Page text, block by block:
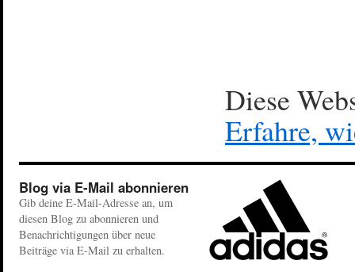
Diese
Erfahre,
Blog via E-Mail abonnieren
Gib deine E-Mail-Adresse an, um
diesen Blog zu abonnieren und
Benachrichtigungen über neue
Beiträge via E-Mail zu erhalten.